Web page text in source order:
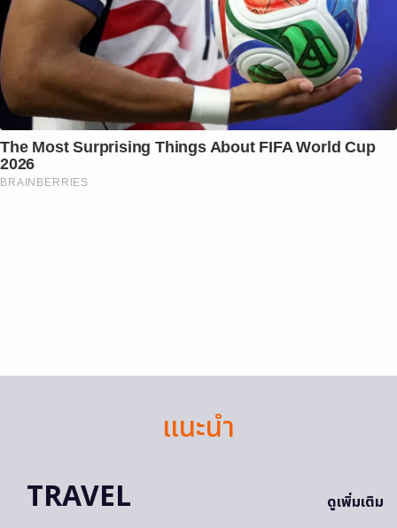
The Most Surprising Things About FIFA World Cup
2026
BRAINBERRIES
แนะนำ
TRAVEL
ดูเพิ่มเติม